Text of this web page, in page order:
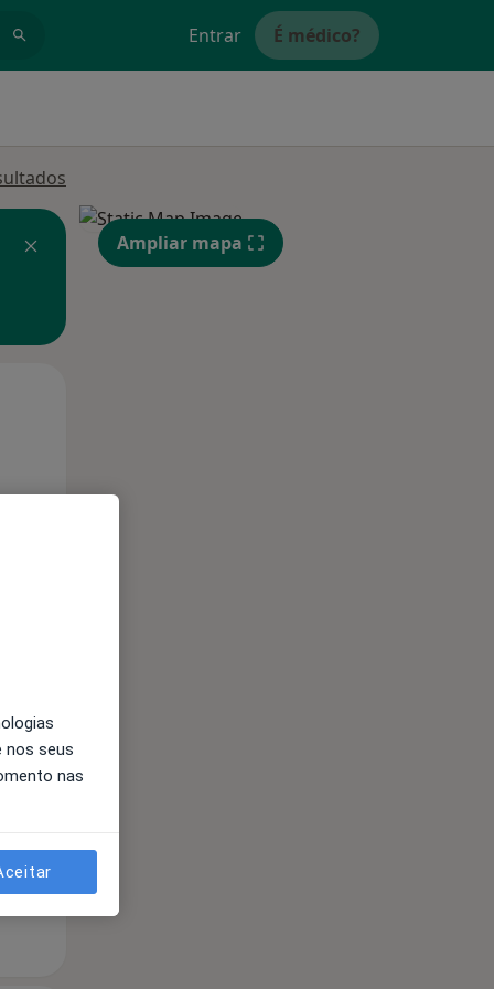
Entrar É médico?
10 Ago
Ampliar mapa
nos seus
nas